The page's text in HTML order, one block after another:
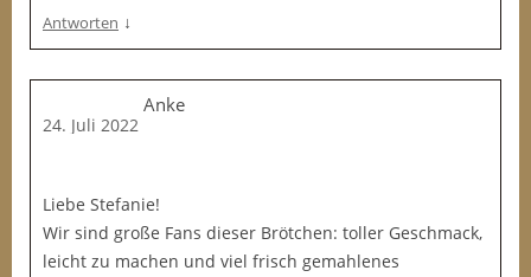
Antworten ↓
Anke
24. Juli 2022
Liebe Stefanie!
Wir sind große Fans dieser Brötchen: toller Geschmack,
leicht zu machen und viel frisch gemahlenes